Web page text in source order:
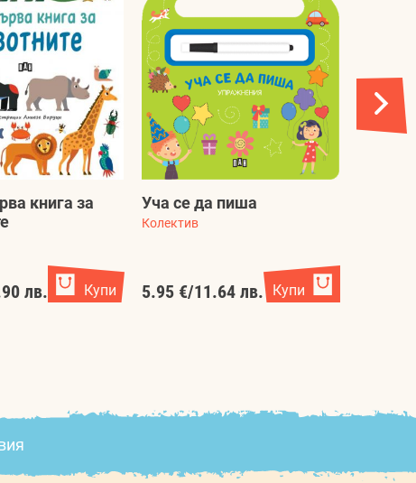
книга за
лв. Купи
Уча се да пиша
Колектив
5.95 €/11.64 лв. Купи